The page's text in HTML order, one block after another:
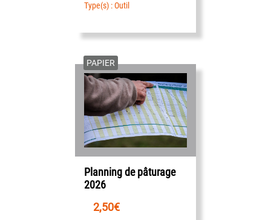
Type(s) : Outil
PAPIER
Planning de pâturage
2026
2,50€